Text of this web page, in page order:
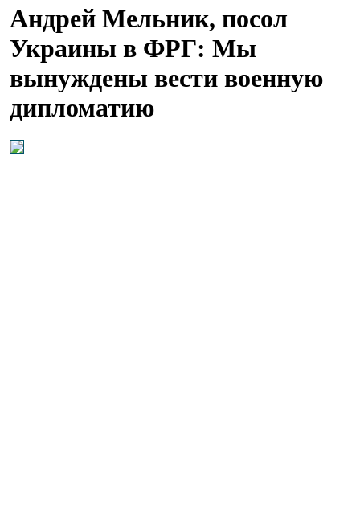
Андрей Мельник, посол
Украины в ФРГ: Мы
вынуждены вести военную
дипломатию